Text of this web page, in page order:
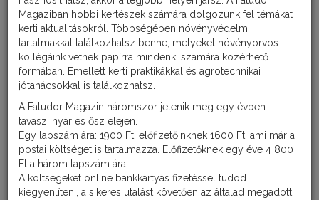
Réztartalmú gombaölőszer baktériumos és
gombás fertőzések ellen főleg kertészeti növények
esetében. Peronoszpóra, monilia, rozsda,
varasodás, levél- és vesszőbetegségek, tafrina,
ágelhalás, gnomónia, tűzelhalás ellen javasolt,
kontakt szer.
Magaziban hobbi kertészek számára dolgozunk fel témákat
kerti aktualitásokról. Többségében növényvédelmi
tartalmakkal találkozhatsz benne, melyeket növényorvos
kollégáink vetnek papírra mindenki számára közérhető
formában. Emellett kerti praktikákkal és agrotechnikai
jótanácsokkal is találkozhatsz.
A Fatudor Magazin háromszor jelenik meg egy évben:
tavasz, nyár és ősz elején.
Egy lapszám ára: 1900 Ft, előfizetőinknek 1600 Ft, ami már a
postai költséget is tartalmazza. Előfizetőknek egy éve 4 800
Ft a három lapszám ára.
A költségeket online bankkártyás fizetéssel tudod
kiegyenlíteni, a sikeres utalást követően az általad megadott